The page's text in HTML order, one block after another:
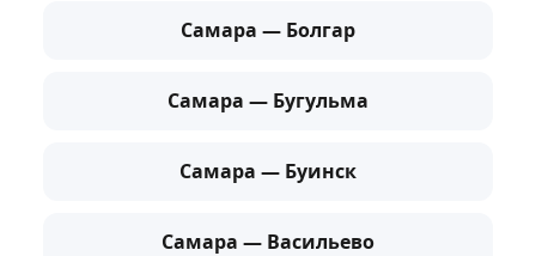
Самара — Болгар
Самара — Бугульма
Самара — Буинск
Самара — Васильево